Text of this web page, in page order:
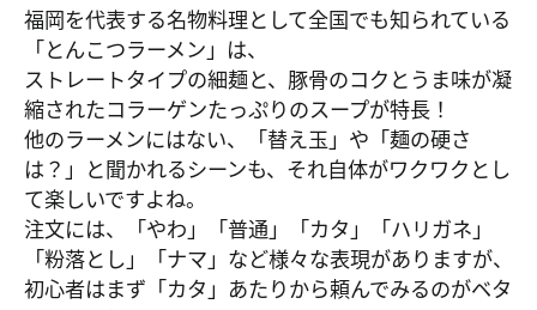
福岡を代表する名物料理として全国でも知られている
「とんこつラーメン」は、
ストレートタイプの細麺と、豚骨のコクとうま味が凝
縮されたコラーゲンたっぷりのスープが特長！
他のラーメンにはない、「替え玉」や「麺の硬さ
は？」と聞かれるシーンも、それ自体がワクワクとし
て楽しいですよね。
注文には、「やわ」「普通」「カタ」「ハリガネ」
「粉落とし」「ナマ」など様々な表現がありますが、
初心者はまず「カタ」あたりから頼んでみるのがベタ